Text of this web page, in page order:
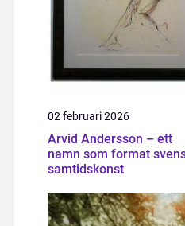
02 februari 2026
Arvid Andersson – ett
namn som format
samtidskonst